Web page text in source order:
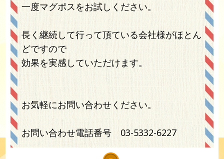
一度マグポスをお試しください。
長く継続して行って頂ている会社様がほとん
どですので
効果を実感していただけます。
お気軽にお問い合わせください。
お問い合わせ電話番号 03-5332-6227